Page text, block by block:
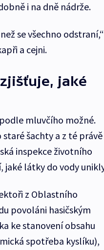
i na dně nádrže.
se všechno odstraní,“
a cejni.
jaké
mluvčího možné.
šachty a z té právě
inspekce životního
jaké látky do vody
z Oblastního
povoláni hasičským
ke stanovení obsahu
spotřeba kyslíku),